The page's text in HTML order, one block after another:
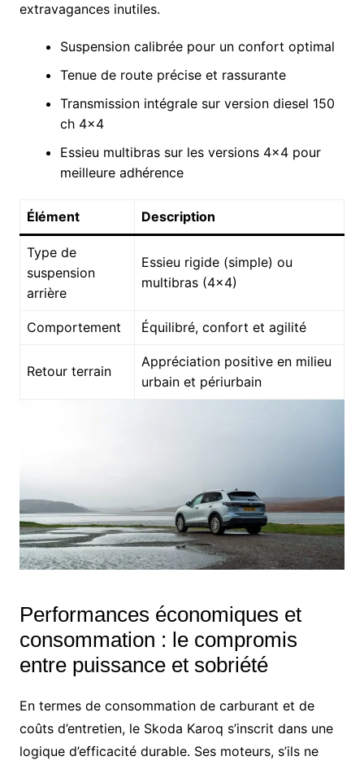
extravagances inutiles.
Suspension calibrée pour un confort optimal
Tenue de route précise et rassurante
Transmission intégrale sur version diesel 150
ch 4×4
Essieu multibras sur les versions 4×4 pour
meilleure adhérence
Élément Description
Type de
suspension
arrière
Essieu rigide (simple) ou
multibras (4×4)
Comportement Équilibré, confort et agilité
Retour terrain
Appréciation positive en milieu
urbain et périurbain
Performances économiques et
consommation : le compromis
entre puissance et sobriété
En termes de consommation de carburant et de
coûts d’entretien, le Skoda Karoq s’inscrit dans une
logique d’efficacité durable. Ses moteurs, s’ils ne